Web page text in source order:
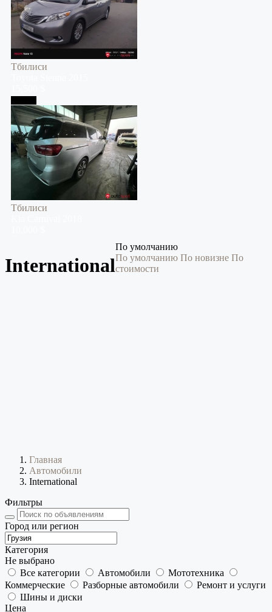
Тбилиси
Тбилиси
International
По умолчанию
По умолчанию По новизне По
стоимости
Главная
Автомобили
International
Фильтры
Город или регион
Категория
Не выбрано
Все категории
Автомобили
Мототехника
Коммерческие
Разборные автомобили
Ремонт и услуги
Шины и диски
Цена